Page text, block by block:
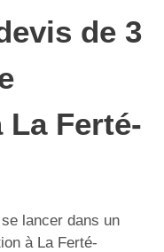
de 3
Ferté-
lancer dans un
à La Ferté-